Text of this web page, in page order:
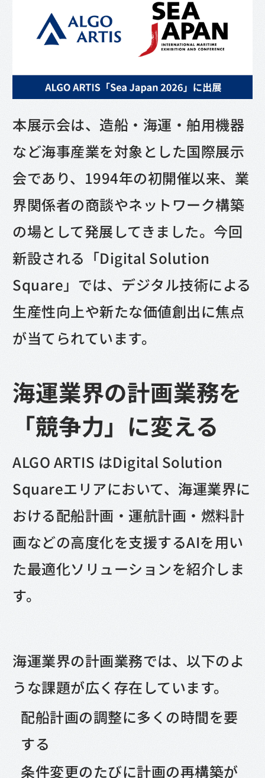
本展示会は、造船・海運・舶用機器
など海事産業を対象とした国際展示
会であり、1994年の初開催以来、業
界関係者の商談やネットワーク構築
の場として発展してきました。今回
新設される「Digital Solution
Square」では、デジタル技術による
生産性向上や新たな価値創出に焦点
が当てられています。
海運業界の計画業務を
「競争力」に変える
ALGO ARTIS はDigital Solution
Squareエリアにおいて、海運業界に
おける配船計画・運航計画・燃料計
画などの高度化を支援するAIを用い
た最適化ソリューションを紹介しま
す。
海運業界の計画業務では、以下のよ
うな課題が広く存在しています。
配船計画の調整に多くの時間を要
する
条件変更のたびに計画の再構築が